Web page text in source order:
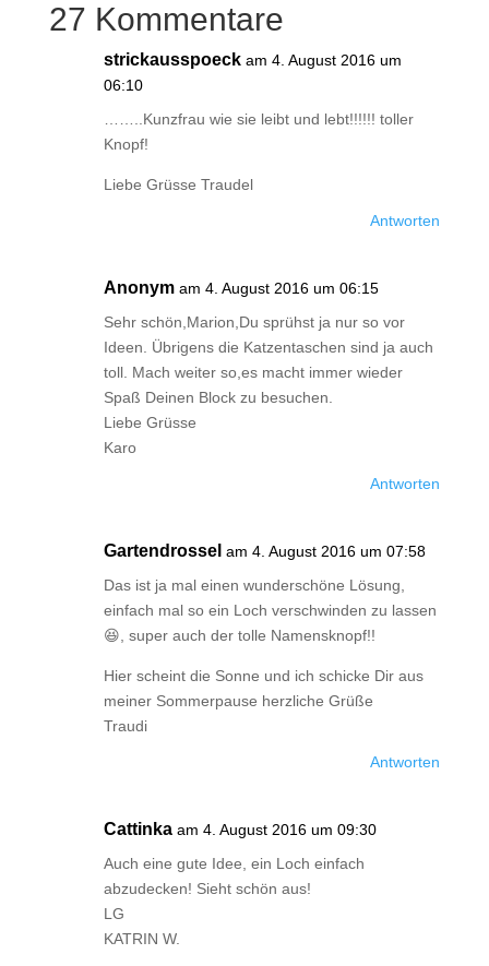
27 Kommentare
strickausspoeck am 4. August 2016 um
06:10
……..Kunzfrau wie sie leibt und lebt!!!!!! toller
Knopf!
Liebe Grüsse Traudel
Antworten
Anonym am 4. August 2016 um 06:15
Sehr schön,Marion,Du sprühst ja nur so vor
Ideen. Übrigens die Katzentaschen sind ja auch
toll. Mach weiter so,es macht immer wieder
Spaß Deinen Block zu besuchen.
Liebe Grüsse
Karo
Antworten
Gartendrossel am 4. August 2016 um 07:58
Das ist ja mal einen wunderschöne Lösung,
einfach mal so ein Loch verschwinden zu lassen
😆, super auch der tolle Namensknopf!!
Hier scheint die Sonne und ich schicke Dir aus
meiner Sommerpause herzliche Grüße
Traudi
Antworten
Cattinka am 4. August 2016 um 09:30
Auch eine gute Idee, ein Loch einfach
abzudecken! Sieht schön aus!
LG
KATRIN W.